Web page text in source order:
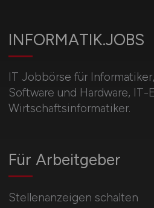
INFORMATIK.JOBS
IT Jobbörse für
Software und Hardware, IT-
Wirtschaftsinformatiker.
Für Arbeitgeber
Stellenanzeigen schalten